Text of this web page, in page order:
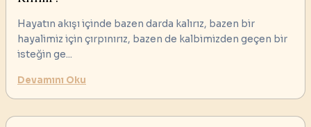
Hayatın akışı içinde bazen darda kalırız, bazen bir
hayalimiz için çırpınırız, bazen de kalbimizden geçen bir
isteğin ge...
Devamını Oku